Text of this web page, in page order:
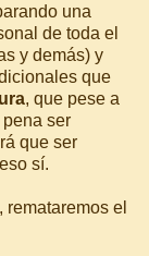
una
de toda el
y demás) y
que
, que pese a
ser
que ser
sí.
, remataremos el